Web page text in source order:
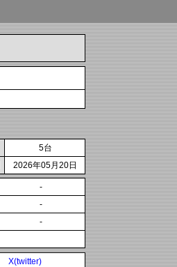
5台
2026年05月20日
-
-
-
X(twitter)